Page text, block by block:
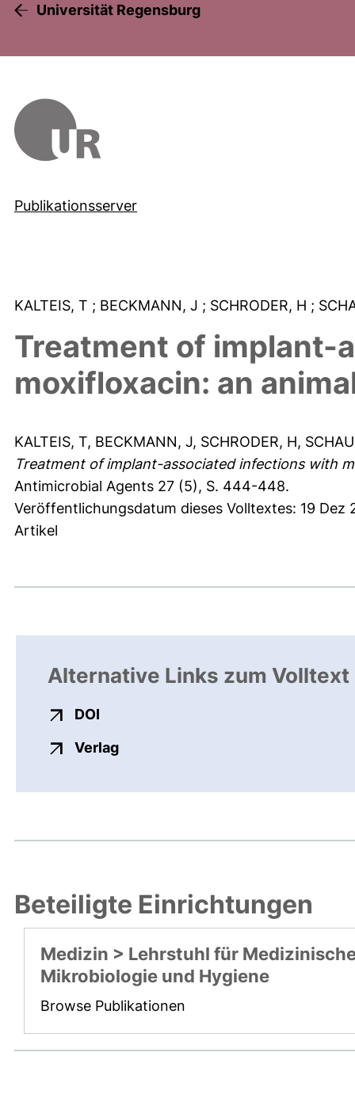
Universität Regensburg
Publikationsserver
KALTEIS, T ; BECKMANN, J ; SCHRODER, H ;
Treatment of implant-
moxifloxacin: an
KALTEIS, T, BECKMANN, J, SCHRODER, H,
Treatment of implant-associated infections with
Antimicrobial Agents 27 (5), S. 444-448.
Veröffentlichungsdatum dieses Volltextes: 19 Dez
Artikel
Alternative Links zum Volltext
DOI
Verlagexterner Link, öffnet neues
Beteiligte Einrichtungen
Medizin > Lehrstuhl für
Mikrobiologie und Hygiene
Browse Publikationen